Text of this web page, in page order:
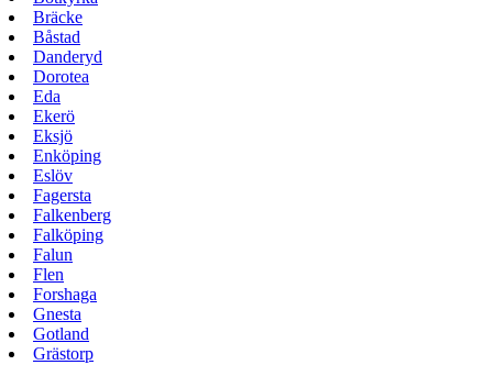
Bräcke
Båstad
Danderyd
Dorotea
Eda
Ekerö
Eksjö
Enköping
Eslöv
Fagersta
Falkenberg
Falköping
Falun
Flen
Forshaga
Gnesta
Gotland
Grästorp